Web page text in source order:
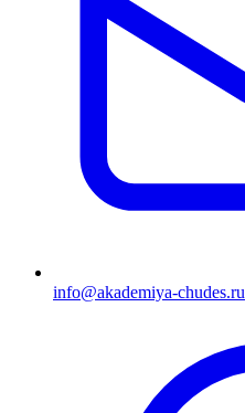
info@akademiya-chudes.ru